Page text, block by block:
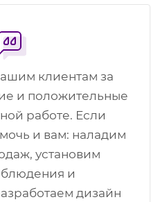
клиентам за
и положительные
работе. Если
и вам: наладим
установим
и
дизайн